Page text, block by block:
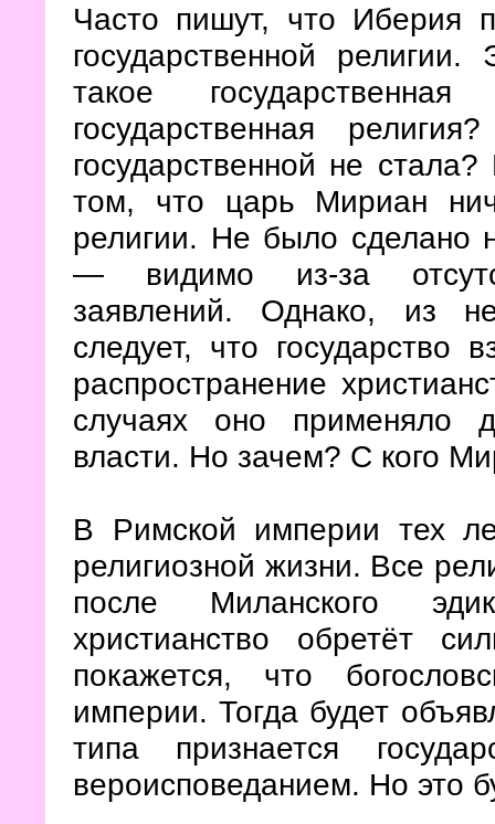
Часто пишут, что Иберия
государственной
такое
государственная
государственной не
том, что царь Мириан
религии. Не было сделано
— видимо из-за
заявлений. Однако, из
следует, что государство
распространение
случаях оно применяло
власти. Но зачем? С кого
В Римской империи тех
религиозной жизни. Все
после Миланского
христианство обретёт
покажется, что
империи. Тогда будет
типа признается
вероисповеданием. Но это